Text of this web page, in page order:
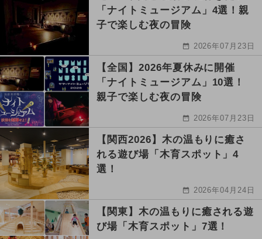
「ナイトミュージアム」4選！親
子で楽しむ夜の冒険
2026年07月23日
【全国】2026年夏休みに開催
「ナイトミュージアム」10選！
親子で楽しむ夜の冒険
2026年07月23日
【関西2026】木の温もりに癒さ
れる遊び場「木育スポット」4
選！
2026年04月24日
【関東】木の温もりに癒される遊
び場「木育スポット」7選！